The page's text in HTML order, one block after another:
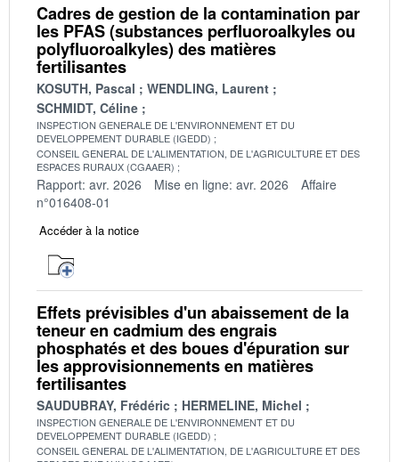
Cadres de gestion de la contamination par
les PFAS (substances perfluoroalkyles ou
polyfluoroalkyles) des matières
fertilisantes
KOSUTH, Pascal
WENDLING, Laurent
SCHMIDT, Céline
INSPECTION GENERALE DE L'ENVIRONNEMENT ET DU
DEVELOPPEMENT DURABLE (IGEDD)
CONSEIL GENERAL DE L'ALIMENTATION, DE L'AGRICULTURE ET DES
ESPACES RURAUX (CGAAER)
Rapport: avr. 2026 Mise en ligne: avr. 2026
Affaire
n°016408-01
Accéder à la notice
Effets prévisibles d'un abaissement de la
teneur en cadmium des engrais
phosphatés et des boues d'épuration sur
les approvisionnements en matières
fertilisantes
SAUDUBRAY, Frédéric HERMELINE, Michel
INSPECTION GENERALE DE L'ENVIRONNEMENT ET DU
DEVELOPPEMENT DURABLE (IGEDD)
CONSEIL GENERAL DE L'ALIMENTATION, DE L'AGRICULTURE ET DES